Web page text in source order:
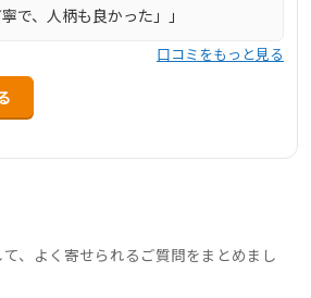
で、人柄も良かった」」
口コミをもっと見る
、よく寄せられるご質問をまとめまし